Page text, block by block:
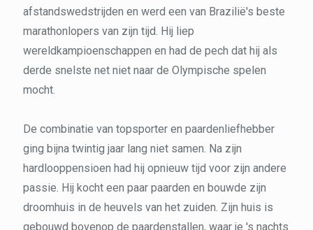
afstandswedstrijden en werd een van Brazilië's beste
marathonlopers van zijn tijd. Hij liep
wereldkampioenschappen en had de pech dat hij als
derde snelste net niet naar de Olympische spelen
mocht.
De combinatie van topsporter en paardenliefhebber
ging bijna twintig jaar lang niet samen. Na zijn
hardlooppensioen had hij opnieuw tijd voor zijn andere
passie. Hij kocht een paar paarden en bouwde zijn
droomhuis in de heuvels van het zuiden. Zijn huis is
gebouwd bovenop de paardenstallen, waar je 's nachts